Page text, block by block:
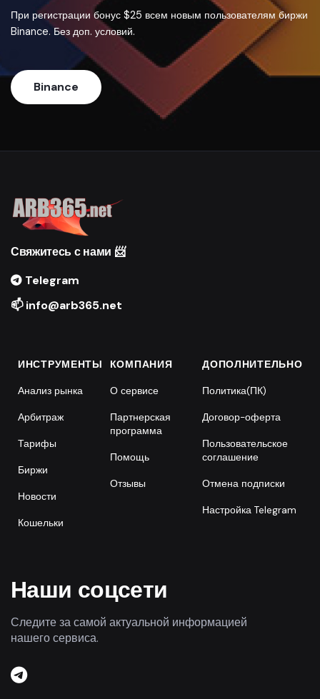
При регистрации бонус $25 всем новым пользователям биржи
Binance. Без доп. условий.
Binance
Свяжитесь с нами 📨
Telegram
📫 info@arb365.net
ИНСТРУМЕНТЫ
Анализ рынка
Арбитраж
Тарифы
Биржи
Новости
Кошельки
КОМПАНИЯ
О сервисе
Партнерская
программа
Помощь
Отзывы
ДОПОЛНИТЕЛЬНО
Политика(ПК)
Договор-оферта
Пользовательское
соглашение
Отмена подписки
Настройка Telegram
Наши соцсети
Следите за самой актуальной информацией
нашего сервиса.